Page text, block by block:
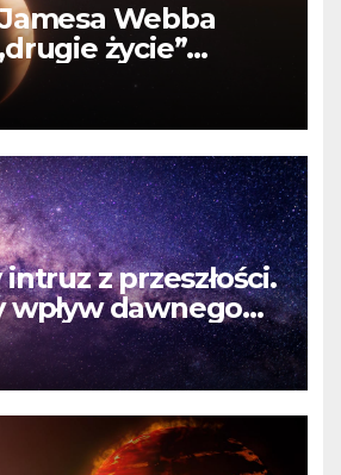
Webba
życie”
wokół
z przeszłości.
wpływ dawnego
komety Układu